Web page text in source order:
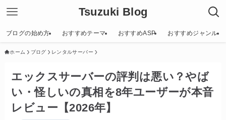
Tsuzuki Blog
ブログの始め方 おすすめテーマ おすすめASP おすすめジャンル
ホーム ブログ レンタルサーバー
エックスサーバーの評判は悪い？やば
い・怪しいの真相を8年ユーザーが本音
レビュー【2026年】